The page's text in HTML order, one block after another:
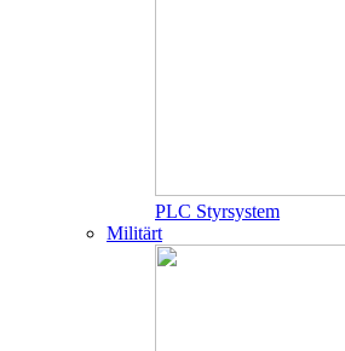
PLC Styrsystem
Militärt